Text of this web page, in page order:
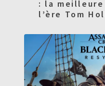
: la
l’ère Tom